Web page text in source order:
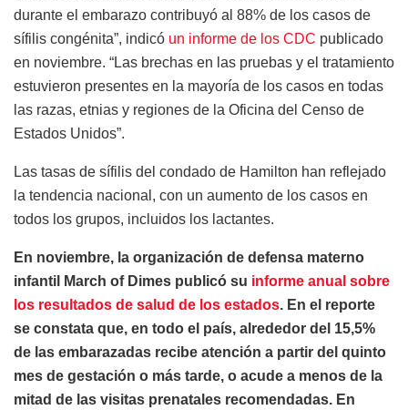
durante el embarazo contribuyó al 88% de los casos de
sífilis congénita”, indicó un informe de los CDC publicado
en noviembre. “Las brechas en las pruebas y el tratamiento
estuvieron presentes en la mayoría de los casos en todas
las razas, etnias y regiones de la Oficina del Censo de
Estados Unidos”.
Las tasas de sífilis del condado de Hamilton han reflejado
la tendencia nacional, con un aumento de los casos en
todos los grupos, incluidos los lactantes.
En noviembre, la organización de defensa materno
infantil March of Dimes publicó su informe anual sobre
los resultados de salud de los estados. En el reporte
se constata que, en todo el país, alrededor del 15,5%
de las embarazadas recibe atención a partir del quinto
mes de gestación o más tarde, o acude a menos de la
mitad de las visitas prenatales recomendadas. En